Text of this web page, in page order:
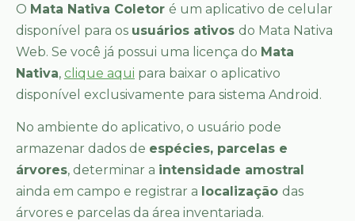
O Mata Nativa Coletor é um aplicativo de celular
disponível para os usuários ativos do Mata Nativa
Web. Se você já possui uma licença do Mata
Nativa, clique aqui para baixar o aplicativo
disponível exclusivamente para sistema Android.
No ambiente do aplicativo, o usuário pode
armazenar dados de espécies, parcelas e
árvores, determinar a intensidade amostral
ainda em campo e registrar a localização das
árvores e parcelas da área inventariada.